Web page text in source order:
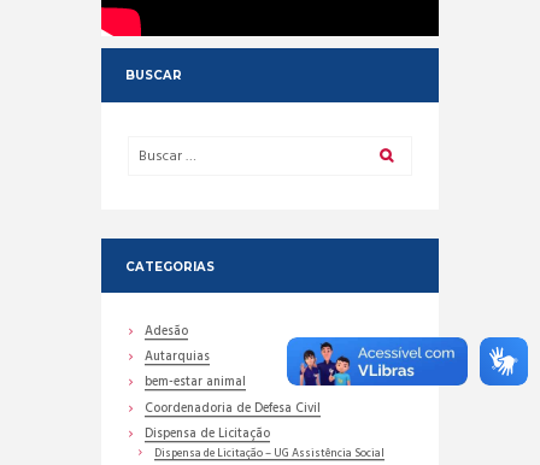
BUSCAR
CATEGORIAS
Adesão
Autarquias
bem-estar animal
Coordenadoria de Defesa Civil
Dispensa de Licitação
Dispensa de Licitação – UG Assistência Social